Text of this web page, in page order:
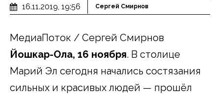
16.11.2019, 19:56 Сергей Смирнов
МедиаПоток / Сергей Смирнов
Йошкар-Ола, 16 ноября. В столице
Марий Эл сегодня начались состязания
сильных и красивых людей — прошёл